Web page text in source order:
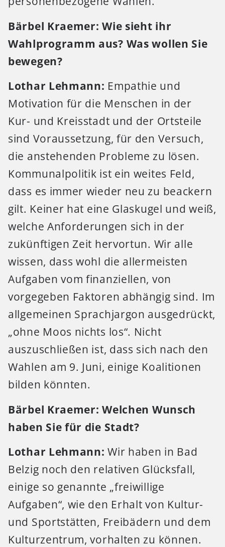
Bärbel Kraemer: Wie sieht ihr
Wahlprogramm aus? Was wollen Sie
bewegen?
Lothar Lehmann: Empathie und
Motivation für die Menschen in der
Kur- und Kreisstadt und der Ortsteile
sind Voraussetzung, für den Versuch,
die anstehenden Probleme zu lösen.
Kommunalpolitik ist ein weites Feld,
dass es immer wieder neu zu beackern
gilt. Keiner hat eine Glaskugel und weiß,
welche Anforderungen sich in der
zukünftigen Zeit hervortun. Wir alle
wissen, dass wohl die allermeisten
Aufgaben vom finanziellen, von
vorgegeben Faktoren abhängig sind. Im
allgemeinen Sprachjargon ausgedrückt,
„ohne Moos nichts los“. Nicht
auszuschließen ist, dass sich nach den
Wahlen am 9. Juni, einige Koalitionen
bilden könnten.
Bärbel Kraemer: Welchen Wunsch
haben Sie für die Stadt?
Lothar Lehmann: Wir haben in Bad
Belzig noch den relativen Glücksfall,
einige so genannte „freiwillige
Aufgaben“, wie den Erhalt von Kultur-
und Sportstätten, Freibädern und dem
Kulturzentrum, vorhalten zu können.